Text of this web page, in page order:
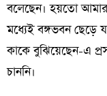
বলেছেন। হয়তো
মধ্যেই বঙ্গভবন ছেড়ে
কাকে বুঝিয়েছেন-এ
চাননি।